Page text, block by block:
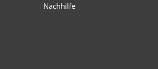
Nachhilfe